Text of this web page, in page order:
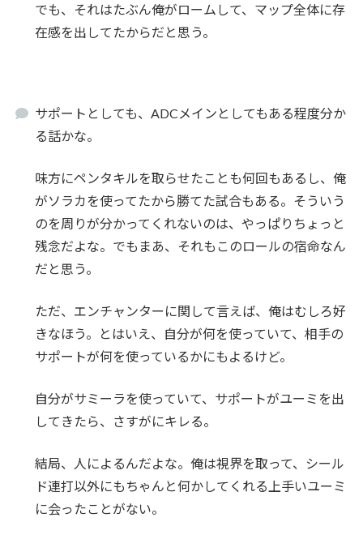
でも、それはたぶん俺がロームして、マップ全体に存
在感を出してたからだと思う。
サポートとしても、ADCメインとしてもある程度分か
る話かな。
味方にペンタキルを取らせたことも何回もあるし、俺
がソラカを使ってたから勝てた試合もある。そういう
のを周りが分かってくれないのは、やっぱりちょっと
残念だよな。でもまあ、それもこのロールの宿命なん
だと思う。
ただ、エンチャンターに関して言えば、俺はむしろ好
きなほう。とはいえ、自分が何を使っていて、相手の
サポートが何を使っているかにもよるけど。
自分がサミーラを使っていて、サポートがユーミを出
してきたら、さすがにキレる。
結局、人によるんだよな。俺は視界を取って、シール
ド連打以外にもちゃんと何かしてくれる上手いユーミ
に会ったことがない。